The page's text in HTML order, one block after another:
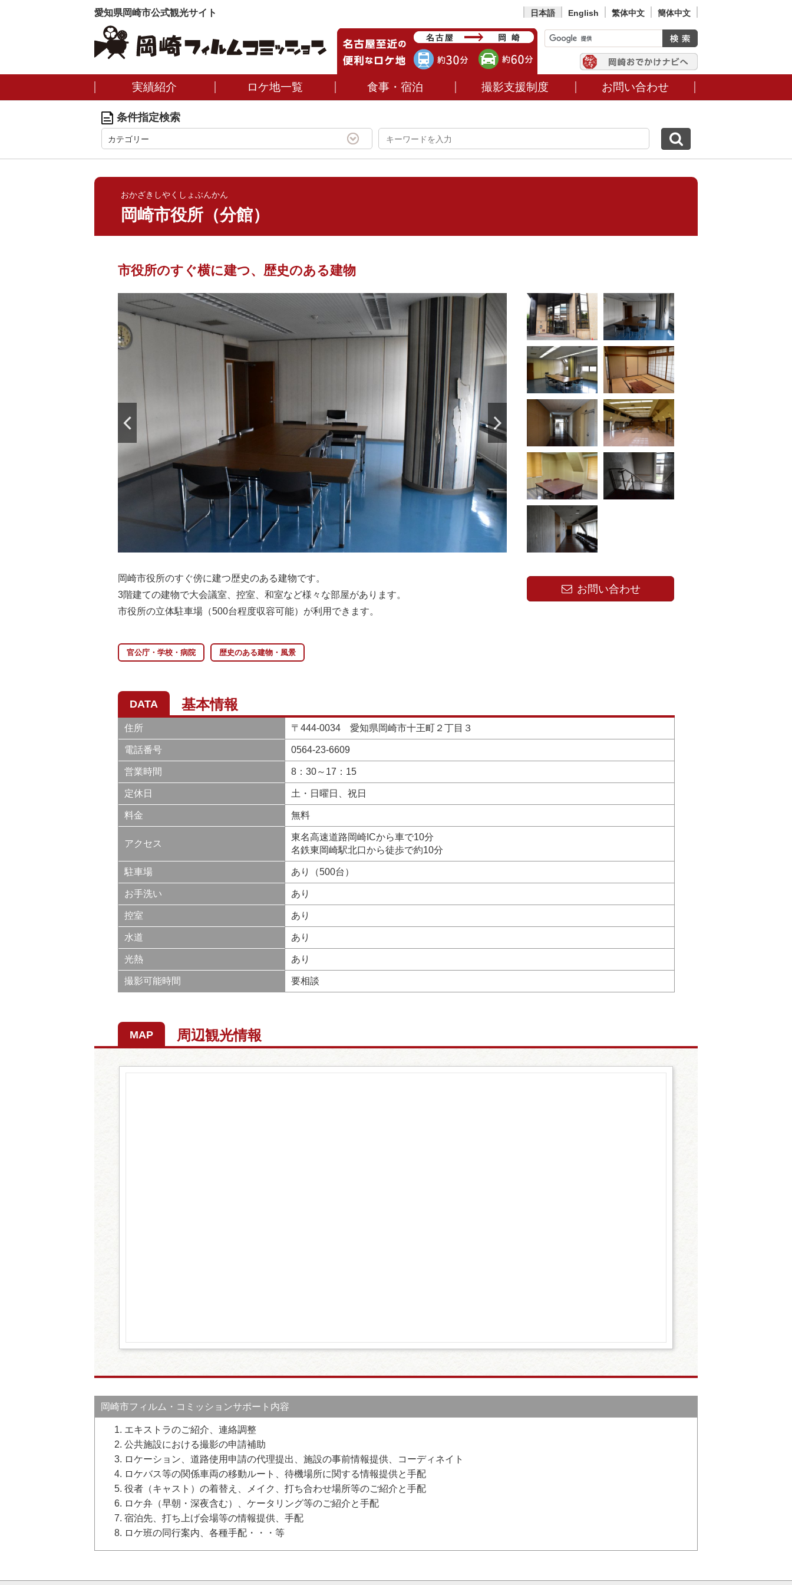
愛知県岡崎市公式観光サイト 日本語 English 繁体中文 簡体中文
実績紹介 ロケ地一覧 食事・宿泊 撮影支援制度 お問い合わせ
条件指定検索
カテゴリー
おかざきしやくしょぶんかん
岡崎市役所（分館）
市役所のすぐ横に建つ、歴史のある建物
岡崎市役所のすぐ傍に建つ歴史のある建物です。
3階建ての建物で大会議室、控室、和室など様々な部屋があります。
市役所の立体駐車場（500台程度収容可能）が利用できます。
お問い合わせ
官公庁・学校・病院 歴史のある建物・風景
DATA 基本情報
住所 〒444-0034 愛知県岡崎市十王町２丁目３
電話番号 0564-23-6609
営業時間 8：30～17：15
定休日 土・日曜日、祝日
料金 無料
アクセス
東名高速道路岡崎ICから車で10分
名鉄東岡崎駅北口から徒歩で約10分
駐車場 あり（500台）
お手洗い あり
控室 あり
水道 あり
光熱 あり
撮影可能時間 要相談
MAP 周辺観光情報
岡崎市フィルム・コミッションサポート内容
エキストラのご紹介、連絡調整
公共施設における撮影の申請補助
ロケーション、道路使用申請の代理提出、施設の事前情報提供、コーディネイト
ロケバス等の関係車両の移動ルート、待機場所に関する情報提供と手配
役者（キャスト）の着替え、メイク、打ち合わせ場所等のご紹介と手配
ロケ弁（早朝・深夜含む）、ケータリング等のご紹介と手配
宿泊先、打ち上げ会場等の情報提供、手配
ロケ班の同行案内、各種手配・・・等